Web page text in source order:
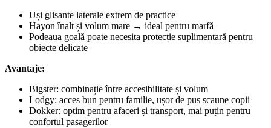
Uși glisante laterale extrem de practice
Hayon înalt și volum mare → ideal pentru marfă
Podeaua goală poate necesita protecție suplimentară pentru
obiecte delicate
Avantaje:
Bigster: combinație între accesibilitate și volum
Lodgy: acces bun pentru familie, ușor de pus scaune copii
Dokker: optim pentru afaceri și transport, mai puțin pentru
confortul pasagerilor